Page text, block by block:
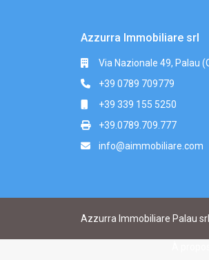
Azzurra Immobiliare srl
Via Nazionale 49, Palau
+39 0789 709779
+39 339 155 5250
+39.0789.709.777
info@aimmobiliare.com
Azzurra Immobiliare Palau srl